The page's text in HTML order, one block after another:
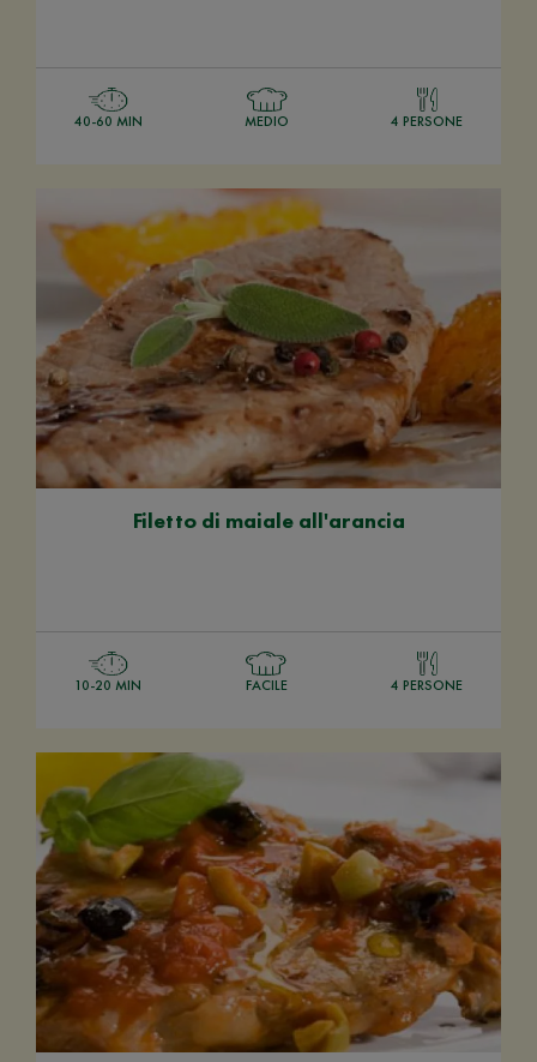
40-60 MIN MEDIO 4 PERSONE
Filetto di maiale all'arancia
10-20 MIN FACILE 4 PERSONE